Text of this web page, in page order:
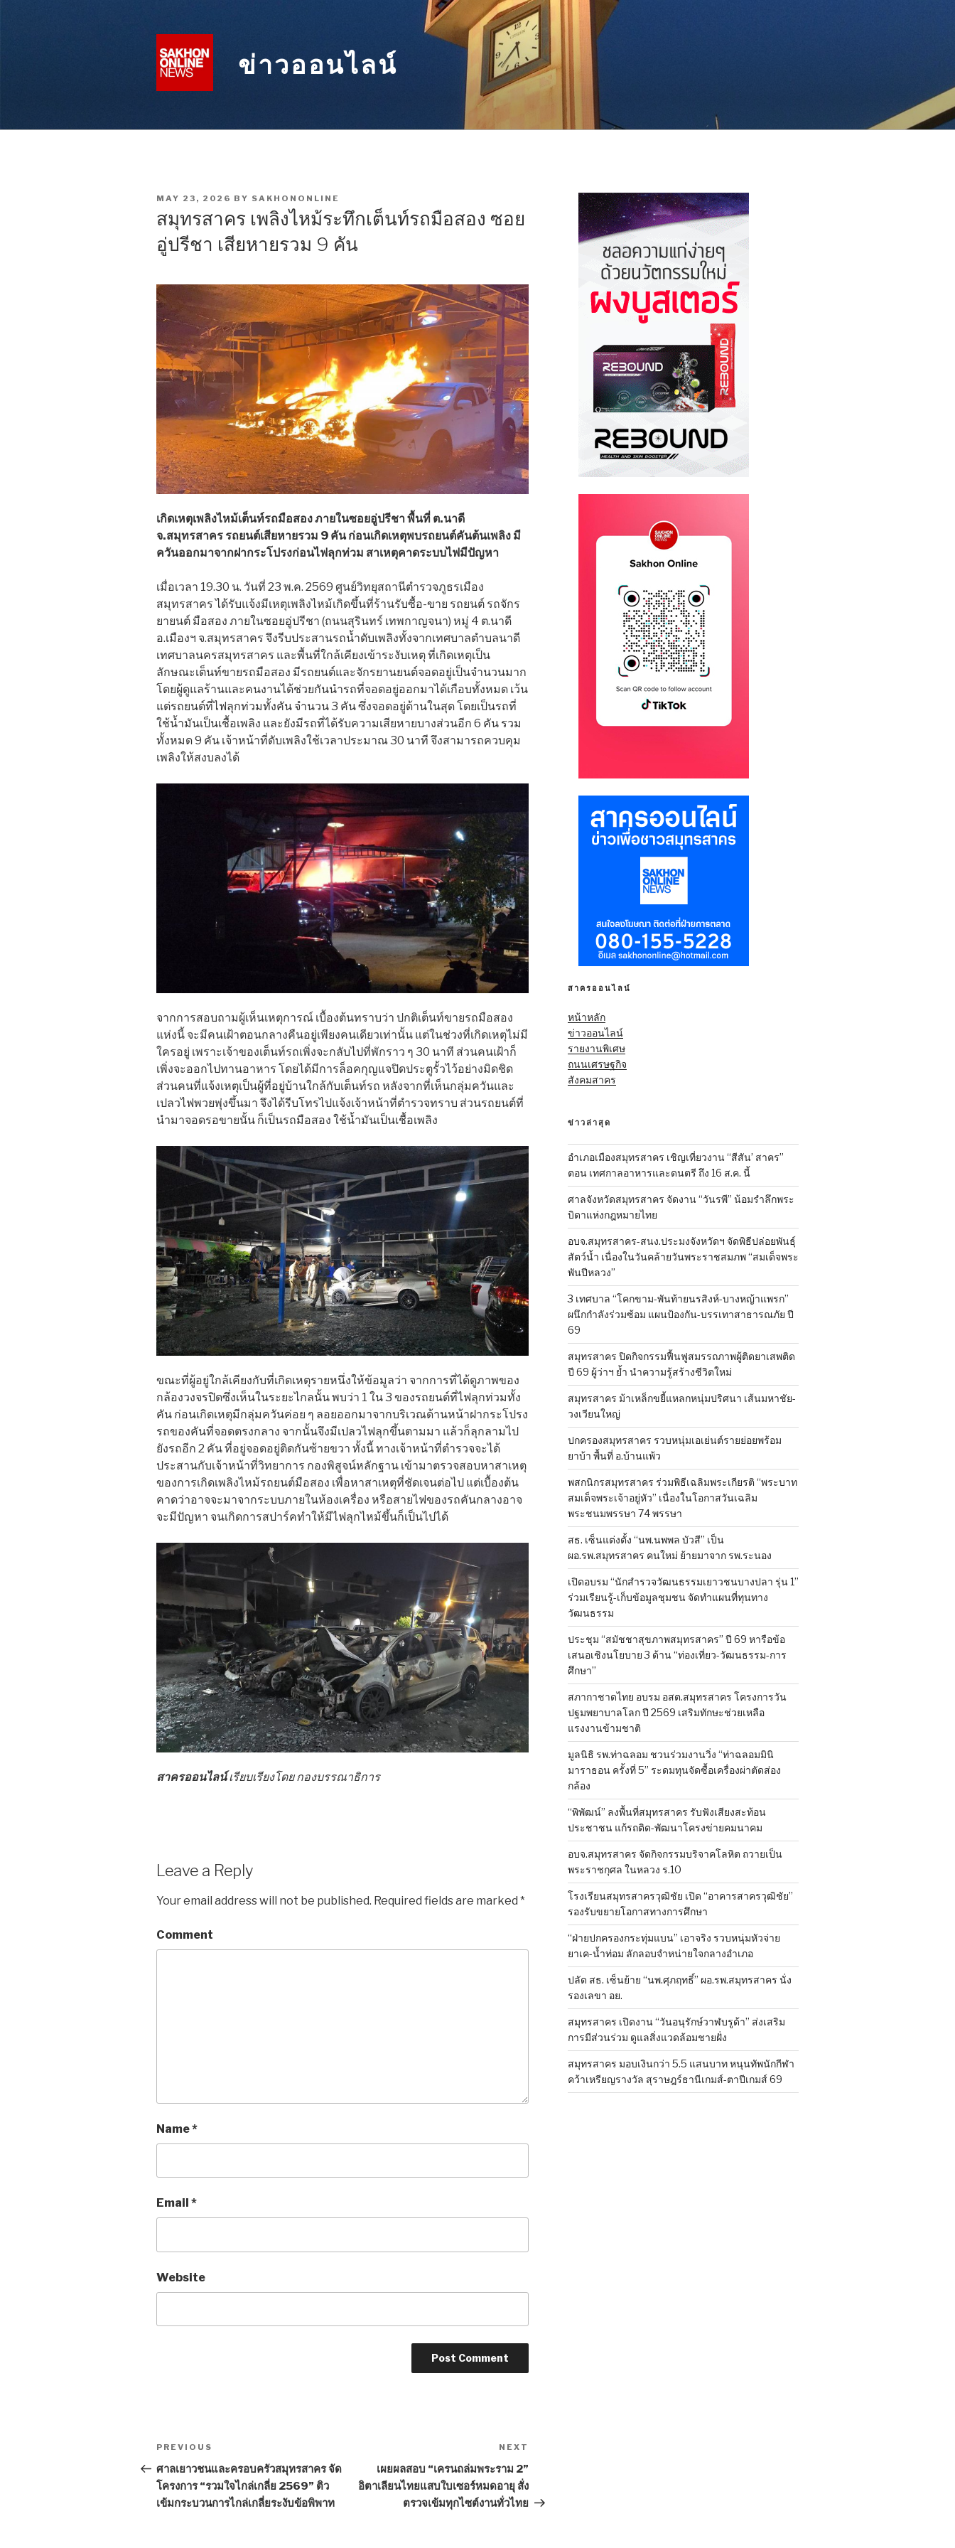
ข่าวออนไลน์
POSTED
MAY 23, 2026 BY SAKHONONLINE
สมุทรสาคร เพลิงไหม้ระทึกเต็นท์รถมือสอง ซอย
อู่ปรีชา เสียหายรวม 9 คัน
เกิดเหตุเพลิงไหม้เต็นท์รถมือสอง ภายในซอยอู่ปรีชา พื้นที่ ต.นาดี
จ.สมุทรสาคร รถยนต์เสียหายรวม 9 คัน ก่อนเกิดเหตุพบรถยนต์คันต้นเพลิง มี
ควันออกมาจากฝากระโปรงก่อนไฟลุกท่วม สาเหตุคาดระบบไฟมีปัญหา
เมื่อเวลา 19.30 น. วันที่ 23 พ.ค. 2569 ศูนย์วิทยุสถานีตำรวจภูธรเมือง
สมุทรสาคร ได้รับแจ้งมีเหตุเพลิงไหม้เกิดขึ้นที่ร้านรับซื้อ-ขาย รถยนต์ รถจักร
ยายนต์ มือสอง ภายในซอยอู่ปรีชา (ถนนสุรินทร์ เทพกาญจนา) หมู่ 4 ต.นาดี
อ.เมืองฯ จ.สมุทรสาคร จึงรีบประสานรถน้ำดับเพลิงทั้งจากเทศบาลตำบลนาดี
เทศบาลนครสมุทรสาคร และพื้นที่ใกล้เคียงเข้าระงับเหตุ ที่เกิดเหตุเป็น
ลักษณะเต็นท์ขายรถมือสอง มีรถยนต์และจักรยานยนต์จอดอยู่เป็นจำนวนมาก
โดยผู้ดูแลร้านและคนงานได้ช่วยกันนำรถที่จอดอยู่ออกมาได้เกือบทั้งหมด เว้น
แต่รถยนต์ที่ไฟลุกท่วมทั้งคัน จำนวน 3 คัน ซึ่งจอดอยู่ด้านในสุด โดยเป็นรถที่
ใช้น้ำมันเป็นเชื้อเพลิง และยังมีรถที่ได้รับความเสียหายบางส่วนอีก 6 คัน รวม
ทั้งหมด 9 คัน เจ้าหน้าที่ดับเพลิงใช้เวลาประมาณ 30 นาที จึงสามารถควบคุม
เพลิงให้สงบลงได้
จากการสอบถามผู้เห็นเหตุการณ์ เบื้องต้นทราบว่า ปกติเต็นท์ขายรถมือสอง
แห่งนี้ จะมีคนเฝ้าตอนกลางคืนอยู่เพียงคนเดียวเท่านั้น แต่ในช่วงที่เกิดเหตุไม่มี
ใครอยู่ เพราะเจ้าของเต็นท์รถเพิ่งจะกลับไปที่พักราว ๆ 30 นาที ส่วนคนเฝ้าก็
เพิ่งจะออกไปทานอาหาร โดยได้มีการล็อคกุญแจปิดประตูรั้วไว้อย่างมิดชิด
ส่วนคนที่แจ้งเหตุเป็นผู้ที่อยู่บ้านใกล้กับเต็นท์รถ หลังจากที่เห็นกลุ่มควันและ
เปลวไฟพวยพุ่งขึ้นมา จึงได้รีบโทรไปแจ้งเจ้าหน้าที่ตำรวจทราบ ส่วนรถยนต์ที่
นำมาจอดรอขายนั้น ก็เป็นรถมือสอง ใช้น้ำมันเป็นเชื้อเพลิง
ขณะที่ผู้อยู่ใกล้เคียงกับที่เกิดเหตุรายหนึ่งให้ข้อมูลว่า จากการที่ได้ดูภาพของ
กล้องวงจรปิดซึ่งเห็นในระยะไกลนั้น พบว่า 1 ใน 3 ของรถยนต์ที่ไฟลุกท่วมทั้ง
คัน ก่อนเกิดเหตุมีกลุ่มควันค่อย ๆ ลอยออกมาจากบริเวณด้านหน้าฝากระโปรง
รถของคันที่จอดตรงกลาง จากนั้นจึงมีเปลวไฟลุกขึ้นตามมา แล้วก็ลุกลามไป
ยังรถอีก 2 คัน ที่อยู่จอดอยู่ติดกันซ้ายขวา ทั้งนี้ ทางเจ้าหน้าที่ตำรวจจะได้
ประสานกับเจ้าหน้าที่วิทยาการ กองพิสูจน์หลักฐาน เข้ามาตรวจสอบหาสาเหตุ
ของการเกิดเพลิงไหม้รถยนต์มือสอง เพื่อหาสาเหตุที่ชัดเจนต่อไป แต่เบื้องต้น
คาดว่าอาจจะมาจากระบบภายในห้องเครื่อง หรือสายไฟของรถคันกลางอาจ
จะมีปัญหา จนเกิดการสปาร์คทำให้มีไฟลุกไหม้ขึ้นก็เป็นไปได้
สาครออนไลน์เรียบเรียงโดย กองบรรณาธิการ
Leave a Reply
Your email address will not be published. Required fields are marked *
Comment
Name*
Email *
Website
Post
navigation
Previous
Post
PREVIOUS
ศาลเยาวชนและครอบครัวสมุทรสาคร จัด
โครงการ “รวมใจไกล่เกลี่ย 2569” ติว
เข้มกระบวนการไกล่เกลี่ยระงับข้อพิพาท
NEXT
เผยผลสอบ “เครนถล่มพระราม 2”
อิตาเลียนไทยแสบใบเซอร์หมดอายุ สั่ง
ตรวจเข้มทุกไซต์งานทั่วไทย
สาครออนไลน์
หน้าหลัก
ข่าวออนไลน์
รายงานพิเศษ
ถนนเศรษฐกิจ
สังคมสาคร
ข่าวล่าสุด
อำเภอเมืองสมุทรสาคร เชิญเที่ยวงาน “สีสัน’ สาคร”
ตอน เทศกาลอาหารและดนตรี ถึง 16 ส.ค. นี้
ศาลจังหวัดสมุทรสาคร จัดงาน “วันรพี” น้อมรำลึกพระ
บิดาแห่งกฎหมายไทย
อบจ.สมุทรสาคร-สนง.ประมงจังหวัดฯ จัดพิธีปล่อยพันธุ์
สัตว์น้ำ เนื่องในวันคล้ายวันพระราชสมภพ “สมเด็จพระ
พันปีหลวง”
3 เทศบาล “โคกขาม-พันท้ายนรสิงห์-บางหญ้าแพรก”
ผนึกกำลังร่วมซ้อม แผนป้องกัน-บรรเทาสาธารณภัย ปี
69
สมุทรสาคร ปิดกิจกรรมฟื้นฟูสมรรถภาพผู้ติดยาเสพติด
ปี 69 ผู้ว่าฯ ย้ำ นำความรู้สร้างชีวิตใหม่
สมุทรสาคร ม้าเหล็กขยี้แหลกหนุ่มปริศนา เส้นมหาชัย-
วงเวียนใหญ่
ปกครองสมุทรสาคร รวบหนุ่มเอเย่นต์รายย่อยพร้อม
ยาบ้า พื้นที่ อ.บ้านแพ้ว
พสกนิกรสมุทรสาคร ร่วมพิธีเฉลิมพระเกียรติ “พระบาท
สมเด็จพระเจ้าอยู่หัว” เนื่องในโอกาสวันเฉลิม
พระชนมพรรษา 74 พรรษา
สธ. เซ็นแต่งตั้ง “นพ.นพพล บัวสี” เป็น
ผอ.รพ.สมุทรสาคร คนใหม่ ย้ายมาจาก รพ.ระนอง
เปิดอบรม “นักสำรวจวัฒนธรรมเยาวชนบางปลา รุ่น 1”
ร่วมเรียนรู้-เก็บข้อมูลชุมชน จัดทำแผนที่ทุนทาง
วัฒนธรรม
ประชุม “สมัชชาสุขภาพสมุทรสาคร” ปี 69 หารือข้อ
เสนอเชิงนโยบาย 3 ด้าน “ท่องเที่ยว-วัฒนธรรม-การ
ศึกษา”
สภากาชาดไทย อบรม อสต.สมุทรสาคร โครงการวัน
ปฐมพยาบาลโลก ปี 2569 เสริมทักษะช่วยเหลือ
แรงงานข้ามชาติ
มูลนิธิ รพ.ท่าฉลอม ชวนร่วมงานวิ่ง “ท่าฉลอมมินิ
มาราธอน ครั้งที่ 5” ระดมทุนจัดซื้อเครื่องผ่าตัดส่อง
กล้อง
“พิพัฒน์” ลงพื้นที่สมุทรสาคร รับฟังเสียงสะท้อน
ประชาชน แก้รถติด-พัฒนาโครงข่ายคมนาคม
อบจ.สมุทรสาคร จัดกิจกรรมบริจาคโลหิต ถวายเป็น
พระราชกุศล ในหลวง ร.10
โรงเรียนสมุทรสาครวุฒิชัย เปิด “อาคารสาครวุฒิชัย”
รองรับขยายโอกาสทางการศึกษา
“ฝ่ายปกครองกระทุ่มแบน” เอาจริง รวบหนุ่มหัวจ่าย
ยาเค-น้ำท่อม ลักลอบจำหน่ายใจกลางอำเภอ
ปลัด สธ. เซ็นย้าย “นพ.ศุภฤทธิ์” ผอ.รพ.สมุทรสาคร นั่ง
รองเลขา อย.
สมุทรสาคร เปิดงาน “วันอนุรักษ์วาฬบรูด้า” ส่งเสริม
การมีส่วนร่วม ดูแลสิ่งแวดล้อมชายฝั่ง
สมุทรสาคร มอบเงินกว่า 5.5 แสนบาท หนุนทัพนักกีฬา
คว้าเหรียญรางวัล สุราษฎร์ธานีเกมส์-ตาปีเกมส์ 69